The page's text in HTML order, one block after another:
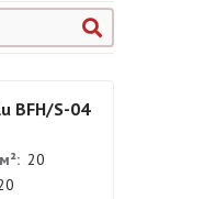
BFH/S-04
20